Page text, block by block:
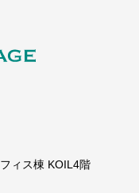
ィス棟 KOIL4階